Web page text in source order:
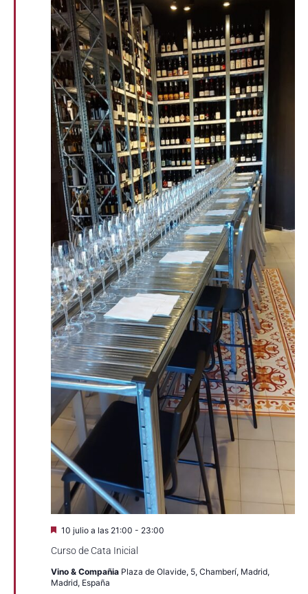
Curso de Cata Inicial
Destacado
10 julio a las 21:00 - 23:00
Vino & Compañia Plaza de Olavide, 5, Chamberí, Madrid,
Madrid, España